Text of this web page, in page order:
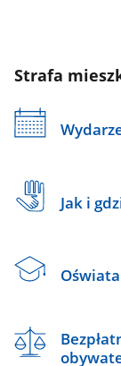
Strafa
Jak i
Oświata